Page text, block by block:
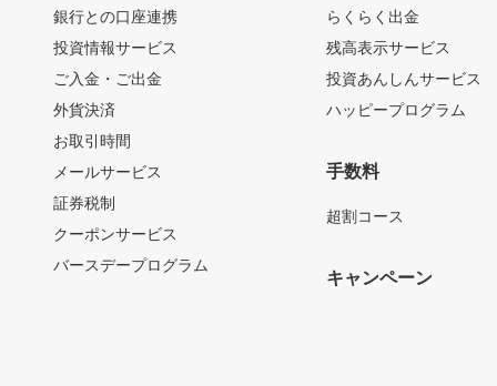
銀行との口座連携
投資情報サービス
ご入金・ご出金
外貨決済
お取引時間
メールサービス
証券税制
クーポンサービス
バースデープログラム
らくらく出金
残高表示サービス
投資あんしんサービス
ハッピープログラム
手数料
超割コース
キャンペーン